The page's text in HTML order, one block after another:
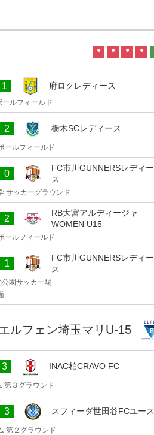
● ● ● ●
1 府ロクレディース
ールフィールド
2 栃木SCレディース
ールフィールド
0
FC市川GUNNERSレディー
ス
サッカーグラウンド
2
RB大宮アルディージャ
WOMEN U15
ールフィールド
1
FC市川GUNNERSレディー
ス
園サッカー場
ルフェン埼玉マリU-15
3 INAC柏CRAVO FC
第３グラウンド
3 スフィーダ世田谷FCユース
第２グラウンド